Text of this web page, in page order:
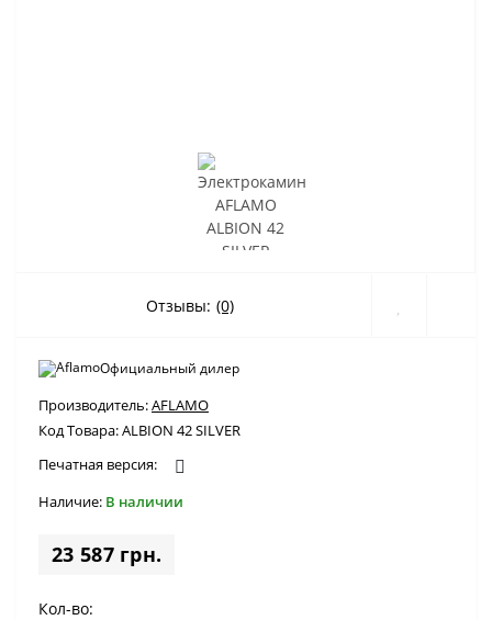
Отзывы: (0)
Производитель:AFLAMO
Код Товара:ALBION 42 SILVER
Печатная версия:
Наличие: В наличии
23 587 грн.
Официальный дилер
Кол-во: